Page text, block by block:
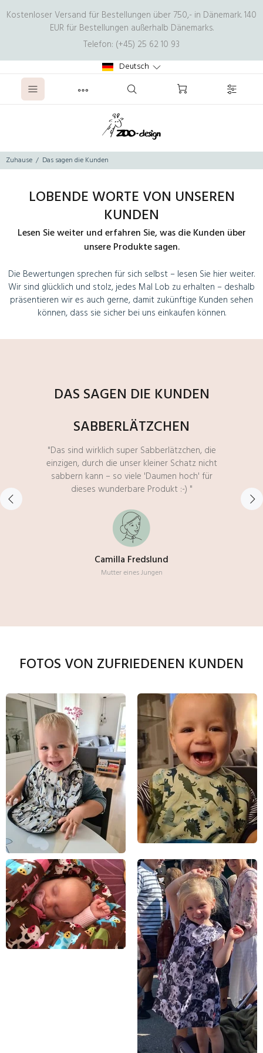
Kostenloser Versand für Bestellungen über 750,- in Dänemark. 140
EUR für Bestellungen außerhalb Dänemarks.
Telefon: (+45) 25 62 10 93
Deutsch
Zuhause Das sagen die Kunden
LOBENDE WORTE VON UNSEREN
KUNDEN
Lesen Sie weiter und erfahren Sie, was die Kunden über
unsere Produkte sagen.
Die Bewertungen sprechen für sich selbst – lesen Sie hier weiter.
Wir sind glücklich und stolz, jedes Mal Lob zu erhalten – deshalb
präsentieren wir es auch gerne, damit zukünftige Kunden sehen
können, dass sie sicher bei uns einkaufen können.
DAS SAGEN DIE KUNDEN
SABBERLÄTZCHEN
"Das sind wirklich super Sabberlätzchen, die
einzigen, durch die unser kleiner Schatz nicht
sabbern kann – so viele 'Daumen hoch' für
dieses wunderbare Produkt :-) "
Camilla Fredslund
Mutter eines Jungen
FOTOS VON ZUFRIEDENEN KUNDEN